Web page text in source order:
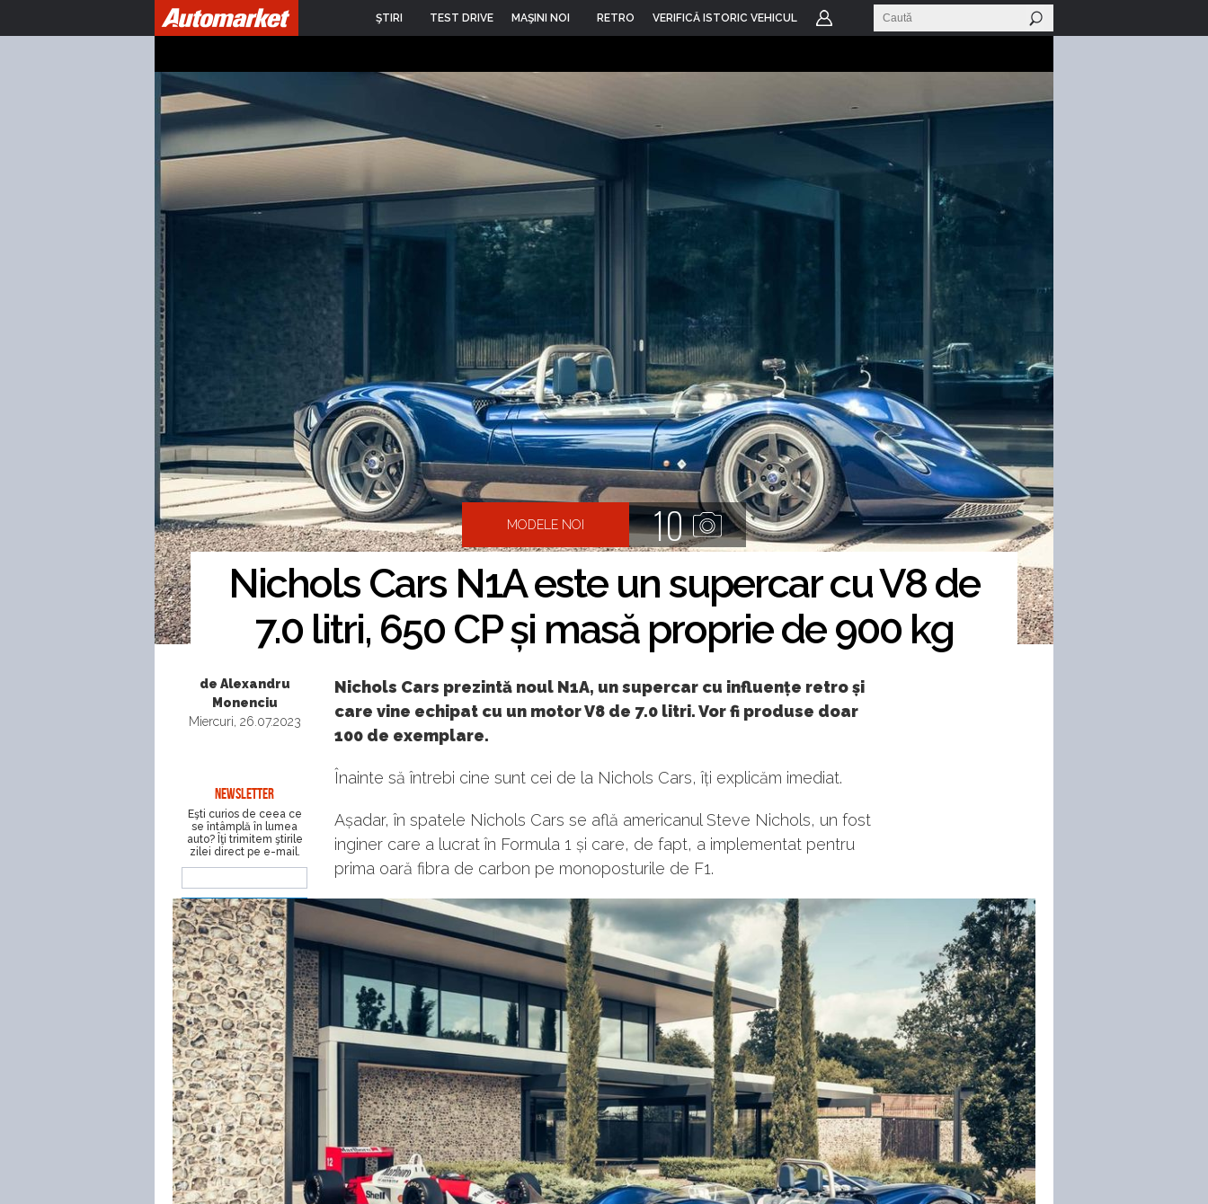
ŞTIRI TEST DRIVE MAŞINI NOI RETRO VERIFICĂ ISTORIC VEHICUL
MODELE NOI 10
Nichols Cars N1A este un supercar cu V8 de
7.0 litri, 650 CP și masă proprie de 900 kg
de Alexandru
Monenciu
Miercuri, 26.07.2023
NEWSLETTER
Eşti curios de ceea ce
se întâmplă în lumea
auto? Îţi trimitem ştirile
zilei direct pe e-mail.
Nichols Cars prezintă noul N1A, un supercar cu influențe retro și
care vine echipat cu un motor V8 de 7.0 litri. Vor fi produse doar
100 de exemplare.
Înainte să întrebi cine sunt cei de la Nichols Cars, îți explicăm imediat.
Așadar, în spatele Nichols Cars se află americanul Steve Nichols, un fost
inginer care a lucrat în Formula 1 și care, de fapt, a implementat pentru
prima oară fibra de carbon pe monoposturile de F1.